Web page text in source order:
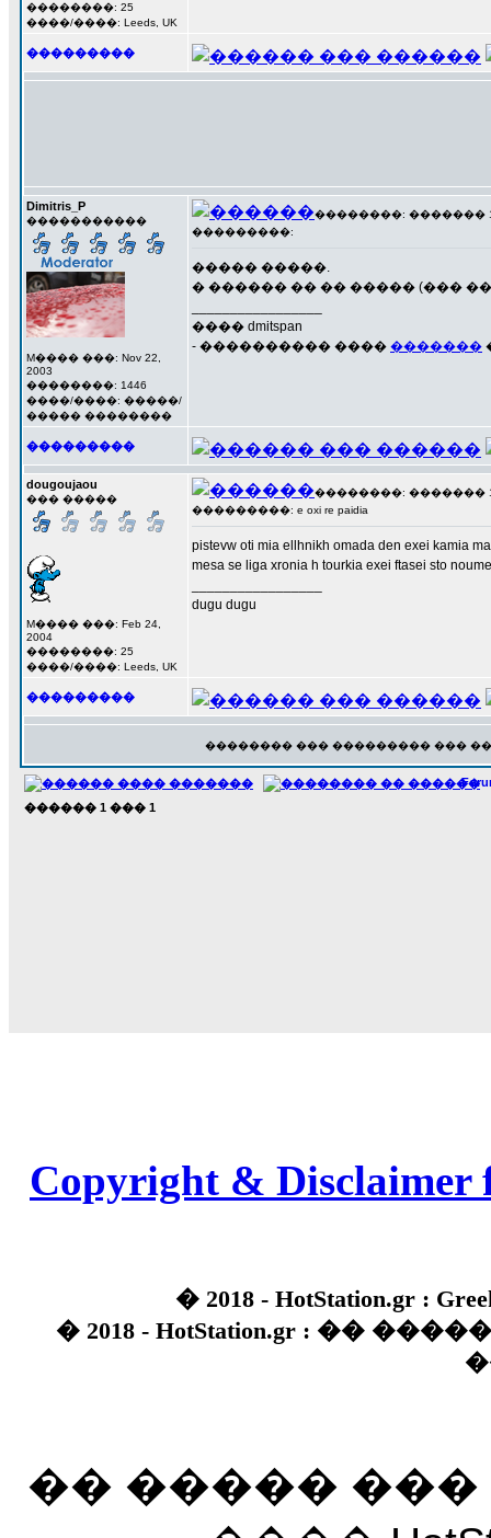
��������: 25
����/����: Leeds, UK
���������
Dimitris_P
�����������
M���� ���: Nov 22,
2003
��������: 1446
����/����: �����/
����� ��������
��������: ������� 17
���������:
����� �����.
� ������ �� �� ����� (���
���� dmitspan
- ���������� ���� �������
���������
dougoujaou
��� �����
M���� ���: Feb 24,
2004
��������: 25
����/����: Leeds, UK
��������: ������� 17
���������: e oxi re paidia
pistevw oti mia ellhnikh omada den exei kamia
mesa se liga xronia h tourkia exei ftasei sto
dugu dugu
���������
�������� ��� ��������� ���
������ 1 ��� 1
Copyright & Disclaimer
� 2018 - HotStation.gr :
� 2018 - HotStation.gr : ��
�� �����